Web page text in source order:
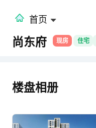
首页
尚东府 现房 住宅
楼盘相册